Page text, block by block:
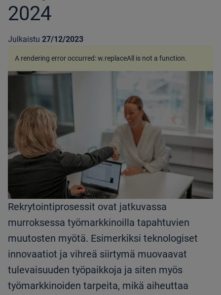
2024
Julkaistu 27/12/2023
Rekrytointiprosessit ovat jatkuvassa
murroksessa työmarkkinoilla tapahtuvien
muutosten myötä. Esimerkiksi teknologiset
innovaatiot ja vihreä siirtymä muovaavat
tulevaisuuden työpaikkoja ja siten myös
työmarkkinoiden tarpeita, mikä aiheuttaa
A rendering error occurred:w.replaceAll is not a function.